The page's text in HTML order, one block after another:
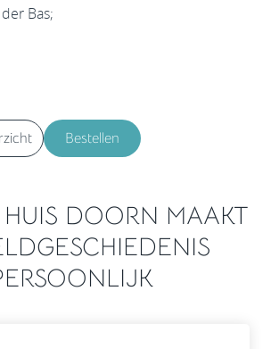
Bas;
Bestellen
HUIS DOORN MAAKT